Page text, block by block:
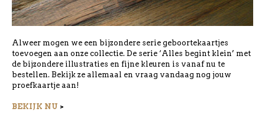
Alweer mogen we een bijzondere serie geboortekaartjes
toevoegen aan onze collectie. De serie ‘Alles begint klein’ met
de bijzondere illustraties en fijne kleuren is vanaf nu te
bestellen. Bekijk ze allemaal en vraag vandaag nog jouw
proefkaartje aan!
BEKIJK NU >